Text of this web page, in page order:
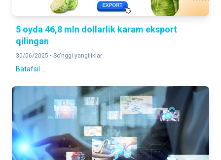
5 oyda 46,8 mln dollarlik karam eksport
qilingan
30/06/2025 • So'nggi yangiliklar
Batafsil ...